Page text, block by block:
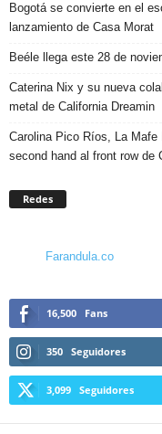
Bogotá se convierte en el
lanzamiento de Casa Morat
Beéle llega este 28 de
Caterina Nix y su nueva
metal de California Dreamin
Carolina Pico Ríos, La Mafe
second hand al front row de
Redes
Farandula.co
16,500 Fans
350 Seguidores
3,099 Seguidores